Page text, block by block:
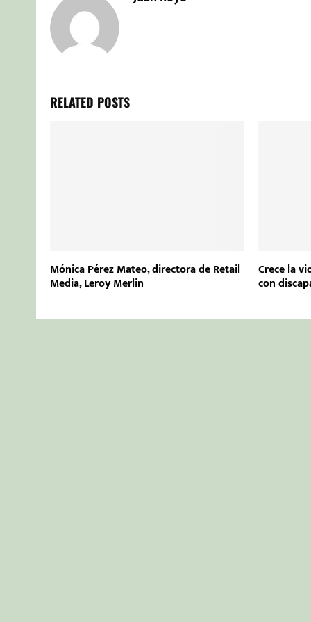
RELATED POSTS
Mónica Pérez Mateo, directora de Retail
Media, Leroy Merlin
Crece la
con